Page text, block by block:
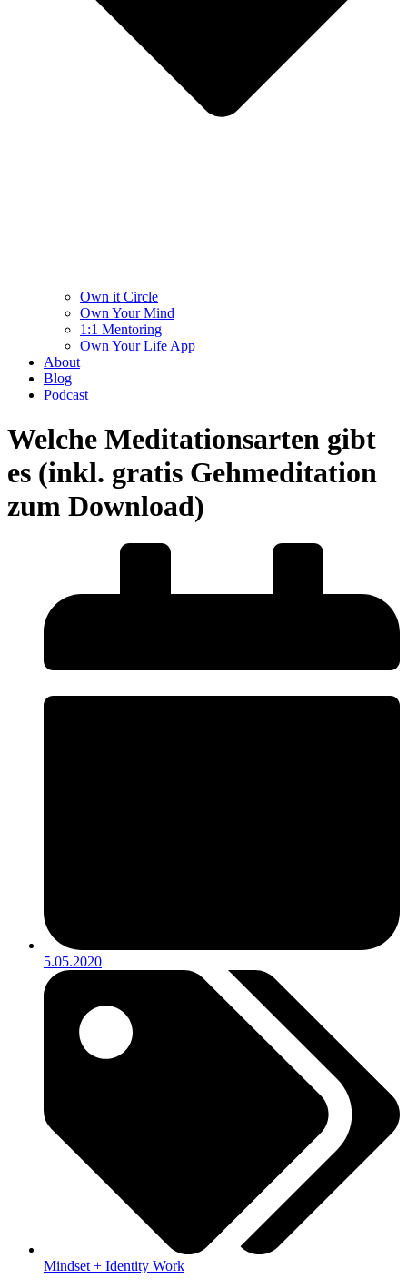
Own it Circle
Own Your Mind
1:1 Mentoring
Own Your Life App
About
Blog
Podcast
Welche Meditationsarten gibt
es (inkl. gratis Gehmeditation
zum Download)
5.05.2020
Mindset + Identity Work